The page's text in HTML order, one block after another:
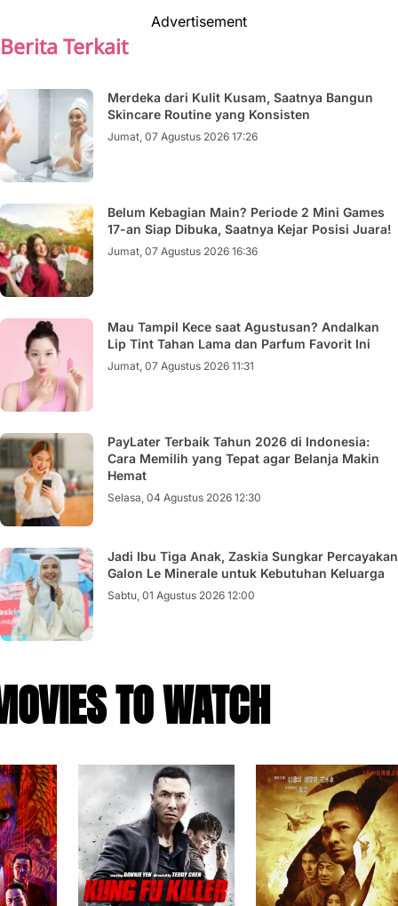
Advertisement
Berita Terkait
Merdeka dari Kulit Kusam, Saatnya Bangun
Skincare Routine yang Konsisten
Jumat, 07 Agustus 2026 17:26
Belum Kebagian Main? Periode 2 Mini Games
17-an Siap Dibuka, Saatnya Kejar Posisi Juara!
Jumat, 07 Agustus 2026 16:36
Mau Tampil Kece saat Agustusan? Andalkan
Lip Tint Tahan Lama dan Parfum Favorit Ini
Jumat, 07 Agustus 2026 11:31
PayLater Terbaik Tahun 2026 di Indonesia:
Cara Memilih yang Tepat agar Belanja Makin
Hemat
Selasa, 04 Agustus 2026 12:30
Jadi Ibu Tiga Anak, Zaskia Sungkar Percayakan
Galon Le Minerale untuk Kebutuhan Keluarga
Sabtu, 01 Agustus 2026 12:00
TO WATCH